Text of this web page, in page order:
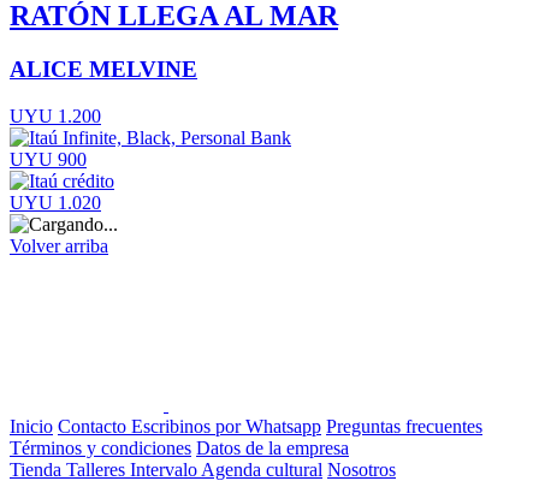
RATÓN LLEGA AL MAR
ALICE MELVINE
UYU 1.200
UYU 900
UYU 1.020
Volver arriba
Inicio Contacto Escribinos por Whatsapp Preguntas frecuentes
Términos y condiciones Datos de la empresa
Tienda Talleres Intervalo Agenda cultural Nosotros